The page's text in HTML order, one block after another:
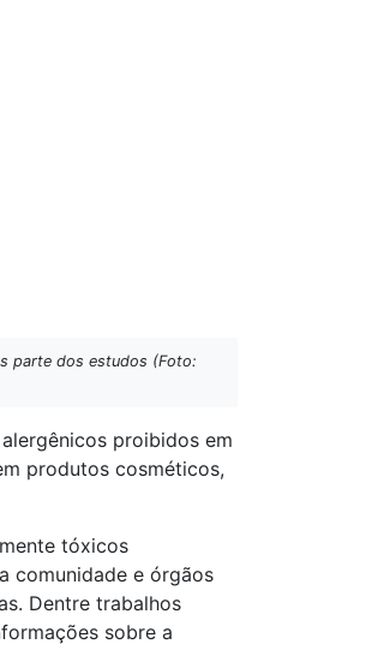
parte dos estudos (Foto:
proibidos em
produtos cosméticos,
tóxicos
comunidade e órgãos
Dentre trabalhos
sobre a